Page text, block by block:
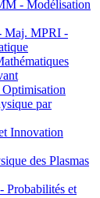
- Modélisation
Maj. MPRI -
par
Innovation
des Plasmas
et